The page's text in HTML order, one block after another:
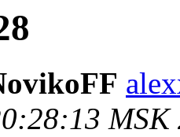
MSK